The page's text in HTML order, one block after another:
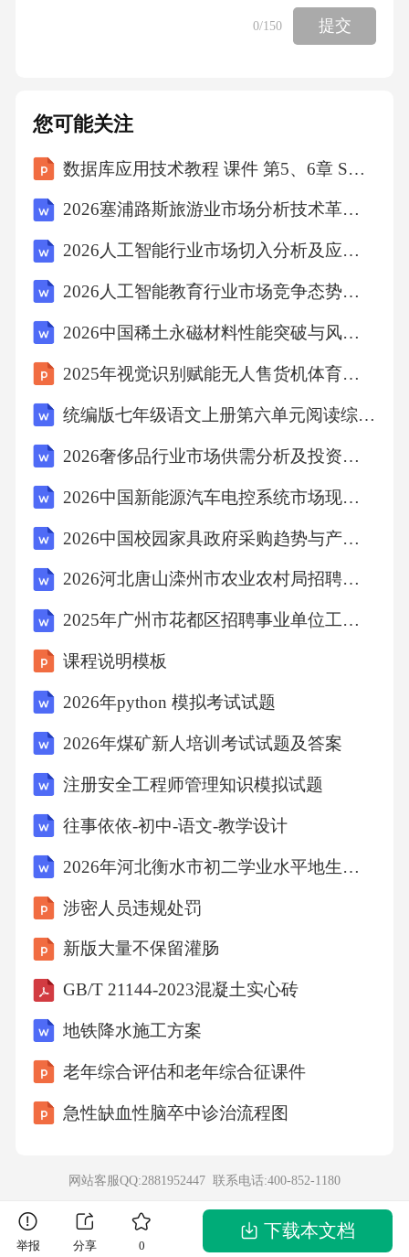
空探测的重大突破。B项天问一号（2021）成功
着陆火星表面，标志着我国成为第二个实现火
故选D。9．安徽省地处华东地区，其行政区域
划分包括()。A、合肥市、芜湖市、马鞍山市
B、淮南市、蚌埠市、阜阳市C、黄山市、安庆
下辖16个地级市，包括合肥市、芜湖市、马鞍
山市、淮南市、蚌埠市、阜阳市、黄山市、安
庆市、池州市等。故选D。10．甲将房屋出租给
乙使用，乙在租赁期间擅自将房屋转租给丙，
关规定，乙的行为属于()。A、无权处分B、侵
权行为C、违约行为D、滥用权利答案：B解
析：《民法典》第七百一十二条规定，承租人
经出租人同意，可以将租赁物转租给第三人。
承租人未经出租人同意转租的，出租人可以解
除合同。乙在未经甲同意的情况下将房屋转租
给丙，侵犯了甲的合法权益，属于侵权行为。A
项无权处分是指行为人没有处分权却实施了处
违约行为是指违反合同约定，本案中乙的行为
违反了租赁合同约定，但更直接的是侵权行
为。D项滥用权利是指行使权利损害他人合法权
益，本案中乙的行为属于侵权行为，而非滥用
权利。故选B。11．在疾病预防工作中，接种某
种疫苗能够有效降低感染风险，这种做法利用
了免疫学的原理。下列关于疫苗作用的说法
中，正确的是()。A、疫苗能够直接杀死病原体
苗通过模拟感染过程激活人体免疫系统D、疫苗
接种后会使人体产生对所有病原体的免疫力答
案：C解析：疫苗是通过模拟病原体的主要抗原
成分，刺激人体免疫系统产生特异性抗体和记
体。B项错误，抗生素用于治疗细菌感染，而疫
0/150 提交
您可能关注
数据库应用技术教程 课件 第5、6章 SQL 2022中视图和索引的应用、数据库编程技术基础
2026塞浦路斯旅游业市场分析技术革新投资评估产能规划规划分析研究报告
2026人工智能行业市场切入分析及应用场景与工业价值规划报告
2026人工智能教育行业市场竞争态势及投资潜力研学报告
2026中国稀土永磁材料性能突破与风电设备需求报告
2025年视觉识别赋能无人售货机体育赛事服务
统编版七年级语文上册第六单元阅读综合实践学习任务单
2026奢侈品行业市场供需分析及投资评估规划分析研究报告
2026中国新能源汽车电控系统市场现状产业供需与发展分析研究报告
2026中国校园家具政府采购趋势与产品质量评价体系研究报告
2026河北唐山滦州市农业农村局招聘兽医工作人员9人农业笔试模拟试题及答案解析
2025年广州市花都区招聘事业单位工作人员真题
课程说明模板
2026年python 模拟考试试题
2026年煤矿新人培训考试试题及答案
注册安全工程师管理知识模拟试题
往事依依-初中-语文-教学设计
2026年河北衡水市初二学业水平地生会考考试题库（附含答案）
涉密人员违规处罚
新版大量不保留灌肠
GB/T 21144-2023混凝土实心砖
地铁降水施工方案
老年综合评估和老年综合征课件
急性缺血性脑卒中诊治流程图
网站客服QQ:2881952447 联系电话:400-852-1180
举报 分享 0
下载本文档